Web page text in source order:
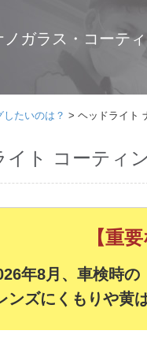
ガラス・コーテ
したいのは？ ヘッドライト
イト コーティ
【重
年8月、車検時の
ンズにくもりや黄